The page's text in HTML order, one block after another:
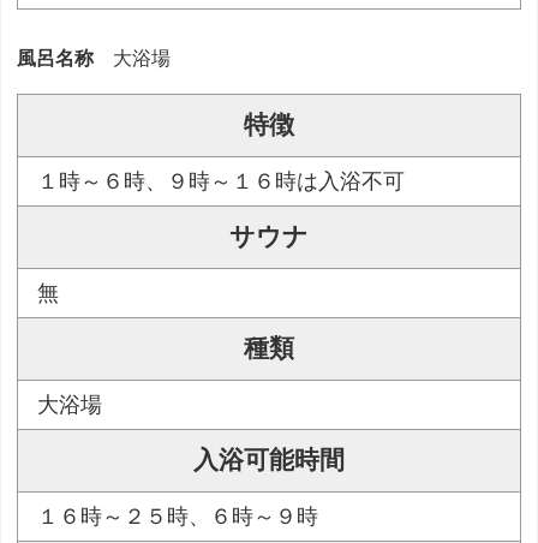
風呂名称 大浴場
特徴
１時～６時、９時～１６時は入浴不可
サウナ
無
種類
大浴場
入浴可能時間
１６時～２５時、６時～９時